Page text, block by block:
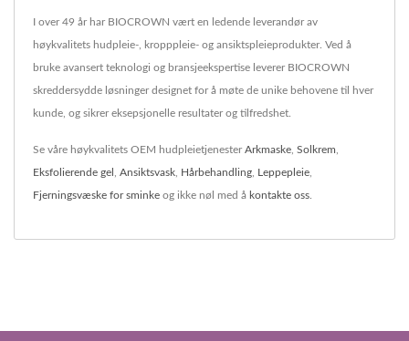
I over 49 år har BIOCROWN vært en ledende leverandør av
høykvalitets hudpleie-, kropppleie- og ansiktspleieprodukter. Ved å
bruke avansert teknologi og bransjeekspertise leverer BIOCROWN
skreddersydde løsninger designet for å møte de unike behovene til hver
kunde, og sikrer eksepsjonelle resultater og tilfredshet.
Se våre høykvalitets OEM hudpleietjenesterArkmaske, Solkrem,
Eksfolierende gel , Ansiktsvask, Hårbehandling, Leppepleie,
Fjerningsvæske for sminke og ikke nøl med å kontakte oss.